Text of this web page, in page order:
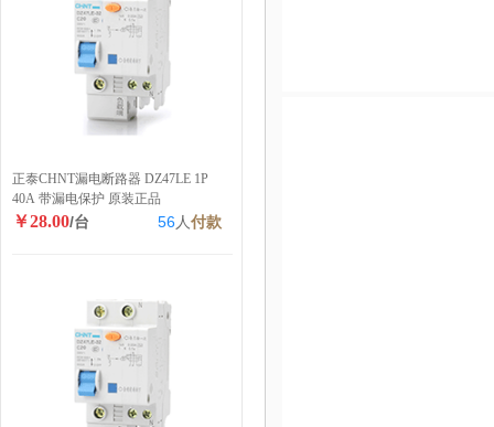
正泰CHNT漏电断路器 DZ47LE 1P
40A 带漏电保护 原装正品
￥28.00/台 56人付款